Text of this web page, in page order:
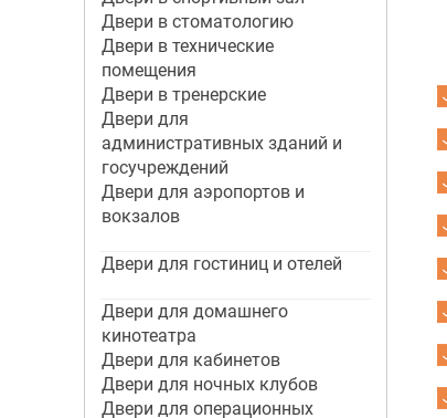
Двери в стоматологию
Двери в технические
помещения
Двери в тренерские
Двери для
административных зданий и
госучреждений
Двери для аэропортов и
вокзалов
Двери для гостиниц и отелей
Двери для домашнего
кинотеатра
Двери для кабинетов
Двери для ночных клубов
Двери для операционных